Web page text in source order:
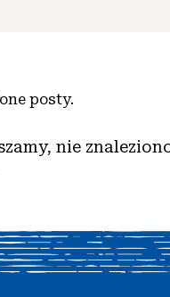
się
posty.
nie